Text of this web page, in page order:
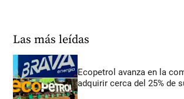
Las más leídas
Ecopetrol avanza en la
adquirir cerca del 25% de